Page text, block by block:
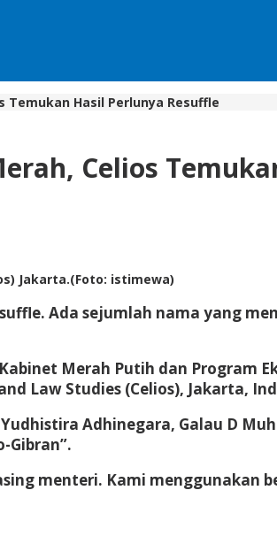
Temukan Hasil Perlunya Resuffle
Celios
Jakarta.(Foto: istimewa)
Ada sejumlah nama yang
Merah Putih dan Program
Law Studies (Celios), Jakarta,
Adhinegara, Galau D
Gibran”.
menteri. Kami